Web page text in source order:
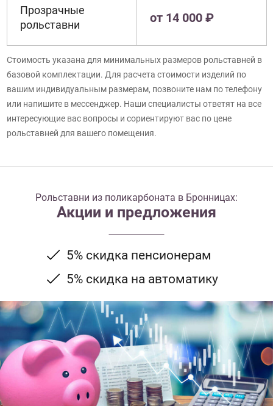
Прозрачные
рольставни
от 14 000 ₽
Стоимость указана для минимальных размеров рольставней в
базовой комплектации. Для расчета стоимости изделий по
вашим индивидуальным размерам, позвоните нам по телефону
или напишите в мессенджер. Наши специалисты ответят на все
интересующие вас вопросы и сориентируют вас по цене
рольставней для вашего помещения.
Рольставни из поликарбоната в Бронницах:
Акции и предложения
5% скидка пенсионерам
5% скидка на автоматику